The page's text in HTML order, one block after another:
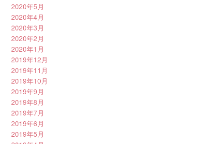
2020年5月
2020年4月
2020年3月
2020年2月
2020年1月
2019年12月
2019年11月
2019年10月
2019年9月
2019年8月
2019年7月
2019年6月
2019年5月